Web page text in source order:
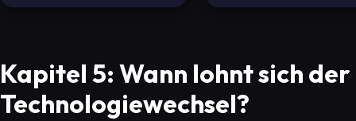
Kapitel 5: Wann lohnt sich der
Technologiewechsel?